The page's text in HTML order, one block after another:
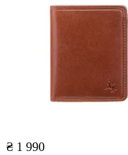
₴ 1 990